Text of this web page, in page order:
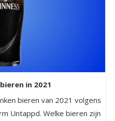
in 2021
bieren van 2021 volgens
Untappd. Welke bieren zijn